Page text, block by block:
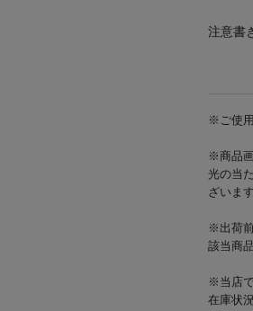
注意書
※ご使
※商品
光の当
ざいます
※出荷
該当商
※当店
在庫状